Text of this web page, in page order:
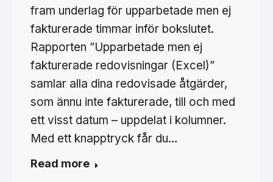
fram underlag för upparbetade men ej
fakturerade timmar inför bokslutet.
Rapporten ”Upparbetade men ej
fakturerade redovisningar (Excel)”
samlar alla dina redovisade åtgärder,
som ännu inte fakturerade, till och med
ett visst datum – uppdelat i kolumner.
Med ett knapptryck får du…
Read more